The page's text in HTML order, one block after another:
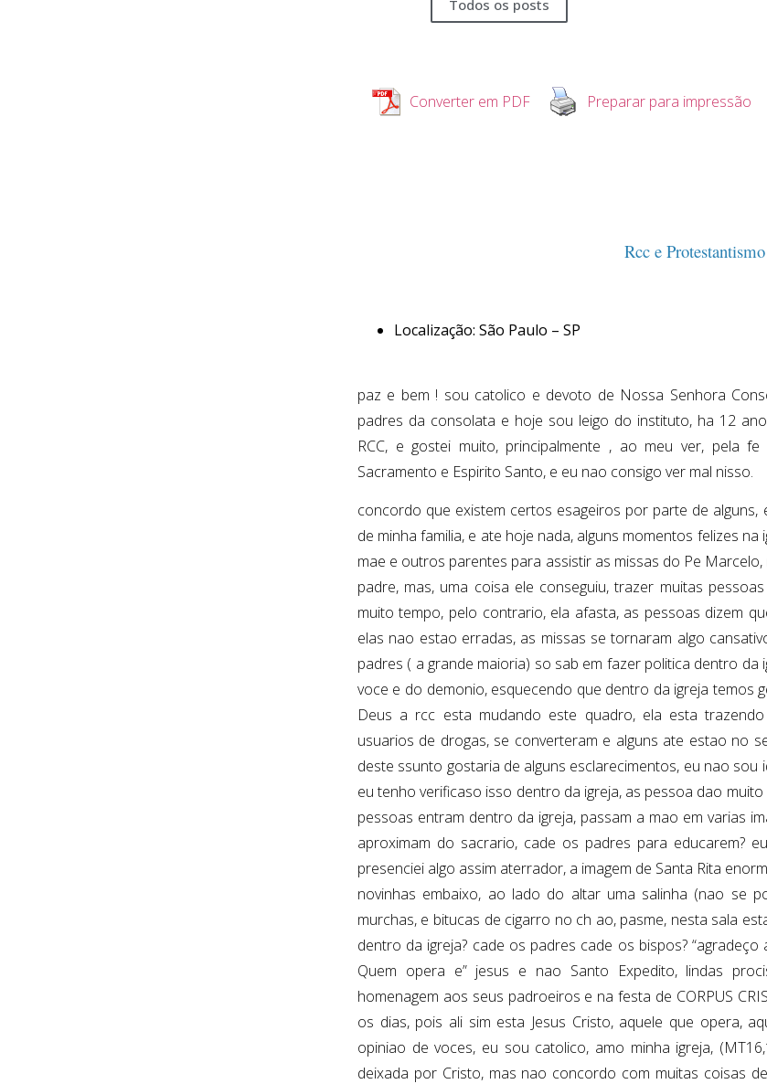
Todos os posts
Converter em PDF Preparar para impressão
Rcc e Protestantismo
Localização: São Paulo – SP
paz e bem ! sou catolico e devoto de Nossa Senhora
padres da consolata e hoje sou leigo do instituto, ha 12
RCC, e gostei muito, principalmente , ao meu ver, pela
Sacramento e Espirito Santo, e eu nao consigo ver mal nisso.
concordo que existem certos esageiros por parte de
de minha familia, e ate hoje nada, alguns momentos felizes
mae e outros parentes para assistir as missas do Pe
padre, mas, uma coisa ele conseguiu, trazer muitas
muito tempo, pelo contrario, ela afasta, as pessoas dizem
elas nao estao erradas, as missas se tornaram algo
padres ( a grande maioria) so sab em fazer politica dentro da
voce e do demonio, esquecendo que dentro da igreja temos
Deus a rcc esta mudando este quadro, ela esta
usuarios de drogas, se converteram e alguns ate estao no
deste ssunto gostaria de alguns esclarecimentos, eu nao sou
eu tenho verificaso isso dentro da igreja, as pessoa dao
pessoas entram dentro da igreja, passam a mao em varias
aproximam do sacrario, cade os padres para educarem?
presenciei algo assim aterrador, a imagem de Santa Rita
novinhas embaixo, ao lado do altar uma salinha (nao se
murchas, e bitucas de cigarro no ch ao, pasme, nesta sala
dentro da igreja? cade os padres cade os bispos?
Quem opera e” jesus e nao Santo Expedito, lindas
homenagem aos seus padroeiros e na festa de CORPUS
os dias, pois ali sim esta Jesus Cristo, aquele que opera,
opiniao de voces, eu sou catolico, amo minha igreja,
deixada por Cristo, mas nao concordo com muitas coisas